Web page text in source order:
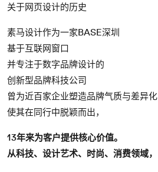
关于网页设计的历史
素马设计作为一家BASE深圳
基于互联网窗口
并专注于数字品牌设计的
创新型品牌科技公司
曾为近百家企业塑造品牌气质与差异化
使其在同行中脱颖而出，
13年来为客户提供核心价值。
从科技、设计艺术、时尚、消费领域，